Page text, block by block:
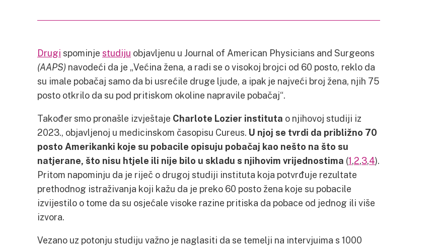
Drugi spominje studiju objavljenu u Journal of American Physicians and Surgeons
(AAPS) navodeći da je „Većina žena, a radi se o visokoj brojci od 60 posto, reklo da
su imale pobačaj samo da bi usrećile druge ljude, a ipak je najveći broj žena, njih 75
posto otkrilo da su pod pritiskom okoline napravile pobačaj“.
Također smo pronašle izvještaje Charlote Lozier instituta o njihovoj studiji iz
2023., objavljenoj u medicinskom časopisu Cureus. U njoj se tvrdi da približno 70
posto Amerikanki koje su pobacile opisuju pobačaj kao nešto na što su
natjerane, što nisu htjele ili nije bilo u skladu s njihovim vrijednostima (1,2,3,4).
Pritom napominju da je riječ o drugoj studiji instituta koja potvrđuje rezultate
prethodnog istraživanja koji kažu da je preko 60 posto žena koje su pobacile
izvijestilo o tome da su osjećale visoke razine pritiska da pobace od jednog ili više
izvora.
Vezano uz potonju studiju važno je naglasiti da se temelji na intervjuima s 1000